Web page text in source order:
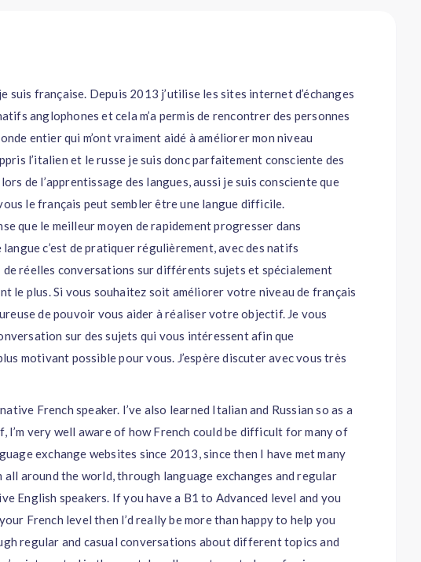
suis française. Depuis 2013 j’utilise les sites internet d’échanges
anglophones et cela m’a permis de rencontrer des personnes
entier qui m’ont vraiment aidé à améliorer mon niveau
l’italien et le russe je suis donc parfaitement consciente des
de l’apprentissage des langues, aussi je suis consciente que
le français peut sembler être une langue difficile.
que le meilleur moyen de rapidement progresser dans
langue c’est de pratiquer régulièrement, avec des natifs
réelles conversations sur différents sujets et spécialement
le plus. Si vous souhaitez soit améliorer votre niveau de français
de pouvoir vous aider à réaliser votre objectif. Je vous
sur des sujets qui vous intéressent afin que
motivant possible pour vous. J’espère discuter avec vous très
native French speaker. I’ve also learned Italian and Russian so as a
I’m very well aware of how French could be difficult for many of
exchange websites since 2013, since then I have met many
around the world, through language exchanges and regular
English speakers. If you have a B1 to Advanced level and you
French level then I’d really be more than happy to help you
regular and casual conversations about different topics and